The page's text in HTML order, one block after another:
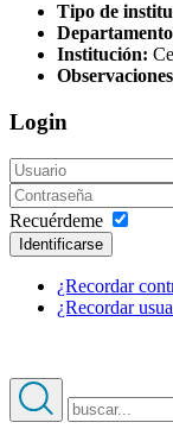
Tipo de
Institución:
Login
Recuérdeme
Identificarse
¿Recordar
¿Recordar